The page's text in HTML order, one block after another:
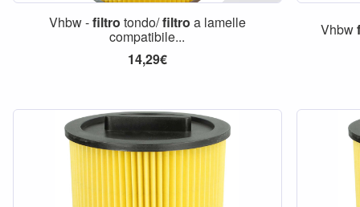
Vhbw -filtro tondo/filtro a lamelle
compatibile...
14,29€
Vhbw